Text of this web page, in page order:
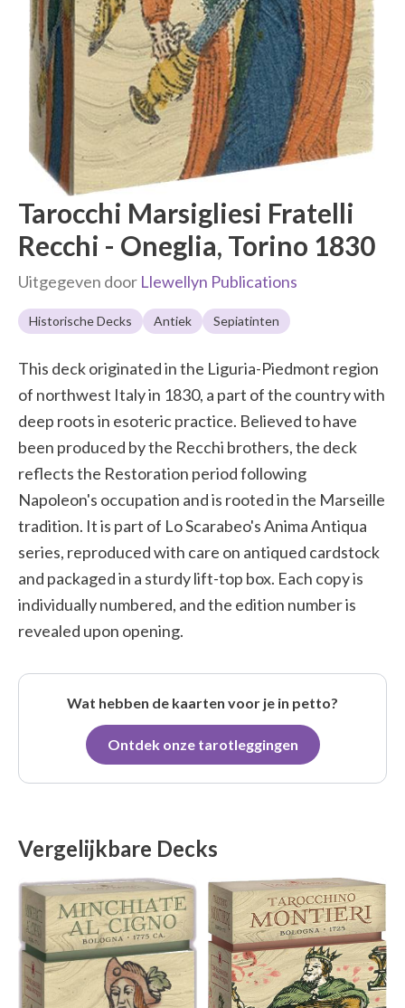
Tarocchi Marsigliesi Fratelli
Recchi - Oneglia, Torino 1830
Uitgegeven door Llewellyn Publications
Historische Decks Antiek Sepiatinten
This deck originated in the Liguria-Piedmont region
of northwest Italy in 1830, a part of the country with
deep roots in esoteric practice. Believed to have
been produced by the Recchi brothers, the deck
reflects the Restoration period following
Napoleon's occupation and is rooted in the Marseille
tradition. It is part of Lo Scarabeo's Anima Antiqua
series, reproduced with care on antiqued cardstock
and packaged in a sturdy lift-top box. Each copy is
individually numbered, and the edition number is
revealed upon opening.
Wat hebben de kaarten voor je in petto?
Ontdek onze tarotleggingen
Vergelijkbare Decks